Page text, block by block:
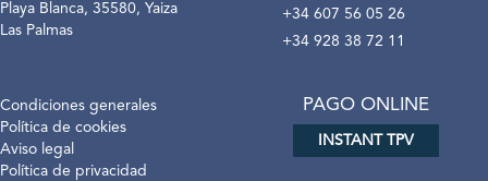
Playa Blanca, 35580, Yaiza
Las Palmas
+34 607 56 05 26
+34 928 38 72 11
Condiciones generales
Política de cookies
Aviso legal
Política de privacidad
PAGO ONLINE
INSTANT TPV